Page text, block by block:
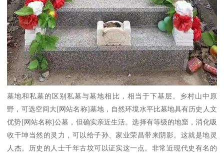
墓地和私墓的区别私墓与墓地相比，相当于下基层。乡村山中原
野，可选空间大[网站名称]墓地，自然环境水平比墓地具有历史人文
优势[网站名称]公墓，但确实亲近生活。选择有等级的地窟，消化吸
收干坤当然的灵力，可以给子孙、家业荣昌带来阴影。这就是地灵
人杰。历史的人士千年古坟可以证实这一点。非常近现代史有名的